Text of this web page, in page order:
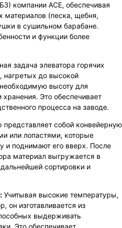
компании ACE, обеспечивая
материалов (песка, щебня,
в сушильном барабане.
и функции более
задача элеватора горячих
нагретых до высокой
высоту для
Это обеспечивает
процесса на заводе.
представляет собой конвейерную
или лопастями, которые
и поднимают его вверх. После
материал выгружается в
сортировки и
Учитывая высокие температуры,
он изготавливается из
выдерживать